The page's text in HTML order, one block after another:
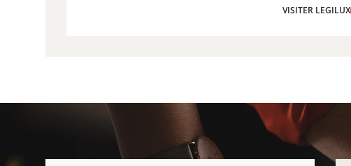
VISITER LEGILUX